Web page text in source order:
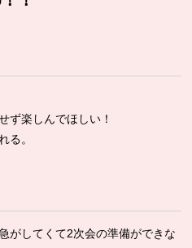
ず楽しんでほしい！
る。
がしてくて2次会の準備ができな